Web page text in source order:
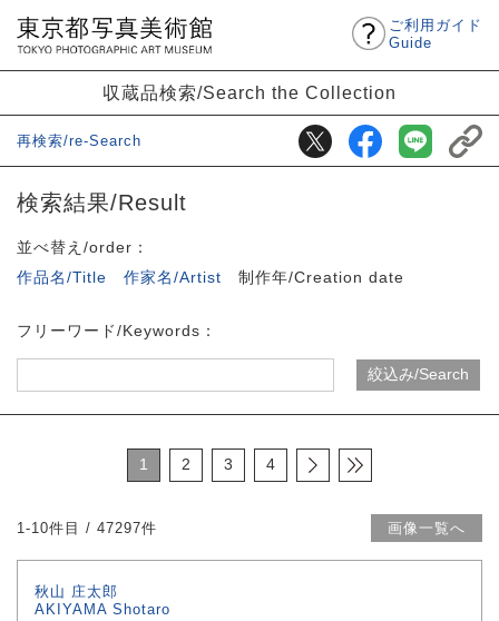
ご利用ガイド
Guide
収蔵品検索/Search the Collection
再検索/re-Search
検索結果/Result
並べ替え/order：
作品名/Title
作家名/Artist 制作年/Creation date
フリーワード/Keywords：
1 2 3 4
1-10件目 / 47297件 画像一覧へ
秋山 庄太郎
AKIYAMA Shotaro